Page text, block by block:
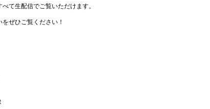
て生配信でご覧いただけます。
ぜひご覧ください！